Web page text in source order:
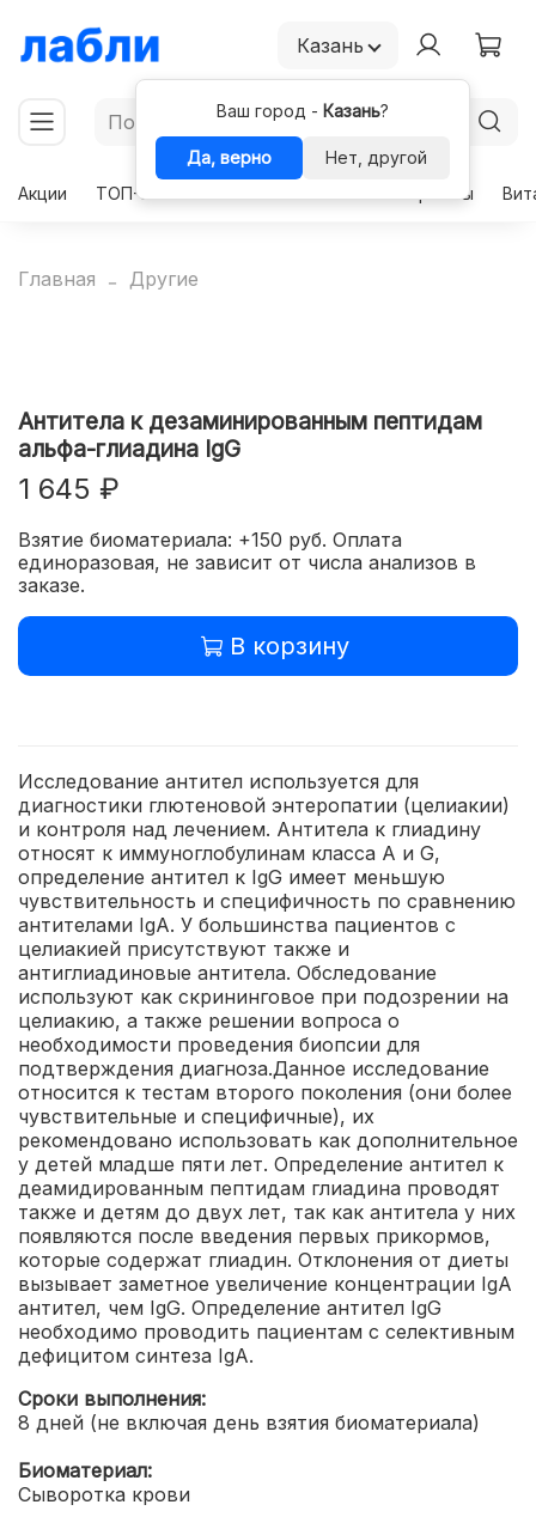
Казань
Ваш город - Казань?
Да, верно
Нет, другой
Акции
ТОП-50 Гормоны
Главная Другие
Антитела к дезаминированным пептидам
альфа-глиадина IgG
1 645 ₽
Взятие биоматериала: +150 руб. Оплата
единоразовая, не зависит от числа анализов в
заказе.
В корзину
Исследование антител используется для
диагностики глютеновой энтеропатии (целиакии)
и контроля над лечением. Антитела к глиадину
относят к иммуноглобулинам класса А и G,
определение антител к IgG имеет меньшую
чувствительность и специфичность по сравнению
антителами IgA. У большинства пациентов с
целиакией присутствуют также и
антиглиадиновые антитела. Обследование
используют как скрининговое при подозрении на
целиакию, а также решении вопроса о
необходимости проведения биопсии для
подтверждения диагноза.Данное исследование
относится к тестам второго поколения (они более
чувствительные и специфичные), их
рекомендовано использовать как дополнительное
у детей младше пяти лет. Определение антител к
деамидированным пептидам глиадина проводят
также и детям до двух лет, так как антитела у них
появляются после введения первых прикормов,
которые содержат глиадин. Отклонения от диеты
вызывает заметное увеличение концентрации IgA
антител, чем IgG. Определение антител IgG
необходимо проводить пациентам с селективным
дефицитом синтеза IgA.
Сроки выполнения:
8 дней (не включая день взятия биоматериала)
Биоматериал:
Сыворотка крови